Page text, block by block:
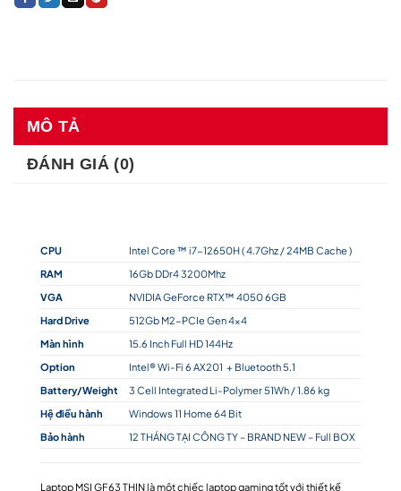
MÔ TẢ
ĐÁNH GIÁ (0)
CPU
Intel Core ™ i7-12650H ( 4.7Ghz / 24MB Cache )
RAM
16Gb DDr4 3200Mhz
VGA
NVIDIA GeForce RTX™ 4050 6GB
Hard Drive
512Gb M2-PCIe Gen 4×4
Màn hình
15.6 Inch Full HD 144Hz
Option
Intel® Wi-Fi 6 AX201 + Bluetooth 5.1
Battery/Weight
3 Cell Integrated Li-Polymer 51Wh / 1.86 kg
Hệ điều hành
Windows 11 Home 64 Bit
Bảo hành
12 THÁNG TẠI CÔNG TY – BRAND NEW – Full BOX
Laptop MSI GF63 THIN là một chiếc laptop gaming tốt với thiết kế